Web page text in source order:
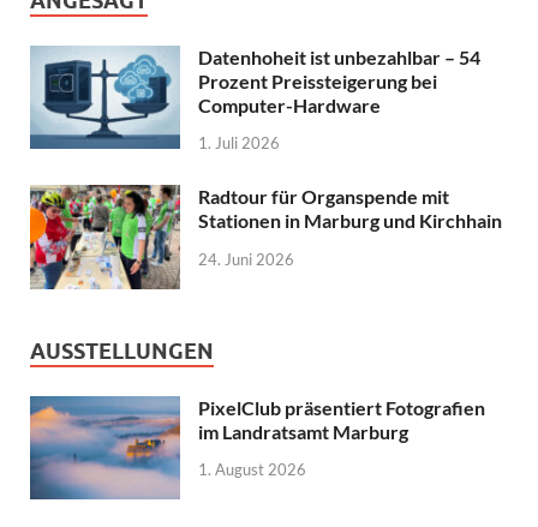
Datenhoheit ist unbezahlbar – 54
Prozent Preissteigerung bei
Computer-Hardware
1. Juli 2026
Radtour für Organspende mit
Stationen in Marburg und Kirchhain
24. Juni 2026
AUSSTELLUNGEN
PixelClub präsentiert Fotografien
im Landratsamt Marburg
1. August 2026